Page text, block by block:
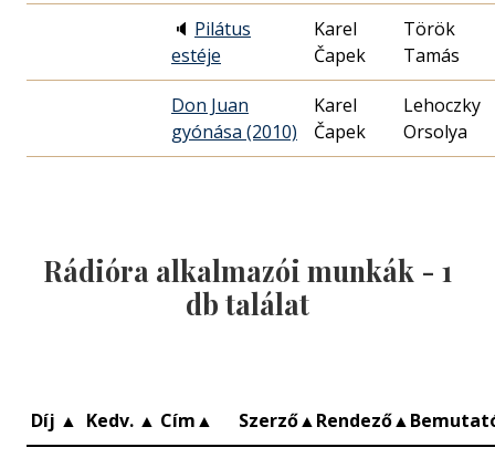
🔈 Pilátus
estéje
Karel
Čapek
Török
Tamás
Don Juan
gyónása (2010)
Karel
Čapek
Lehoczky
Orsolya
Rádióra alkalmazói munkák - 1
db találat
Díj ▲ Kedv. ▲ Cím▲ Szerző▲Rendező▲